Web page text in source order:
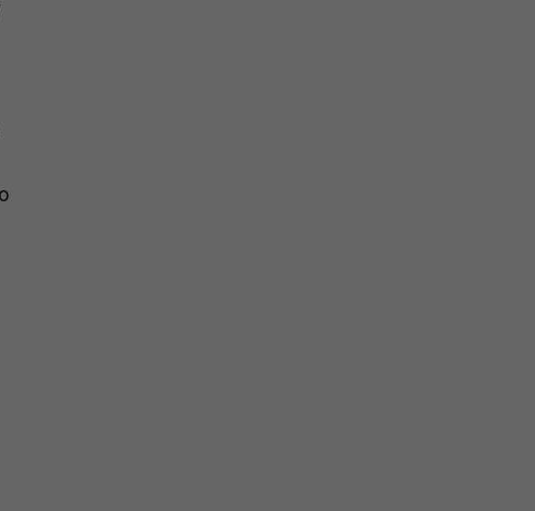
korzystasz). Taką podstawą
interes administratora.
na podstawie Twojej dobrowolnej